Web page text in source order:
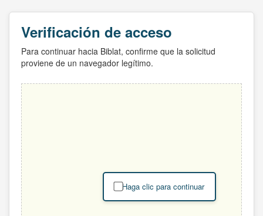
Verificación de acceso
Para continuar hacia Biblat, confirme que la solicitud
proviene de un navegador legítimo.
Haga clic para continuar